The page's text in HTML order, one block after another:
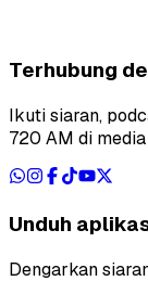
Terhubung
Ikuti siaran,
720 AM di
Unduh
Dengarkan